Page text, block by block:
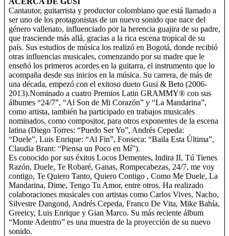
Cantautor, guitarrista y productor colombiano que está llamado a
ser uno de los protagonistas de un nuevo sonido que nace del
género vallenato, influenciado por la herencia guajira de su padre,
que trasciende más allá, gracias a la rica escena tropical de su
país. Sus estudios de música los realizó en Bogotá, donde recibió
otras influencias musicales, comenzando por su madre que le
enseñó los primeros acordes en la guitarra, el instrumento que lo
acompaña desde sus inicios en la música. Su carrera, de más de
una década, empezó con el exitoso dueto Gusi & Beto (2006-
2013). Nominado a cuatro Premios Latin GRAMMY® con sus
álbumes “24/7”, “Al Son de Mi Corazón” y “La Mandarina”,
como artista, también ha participado en trabajos musicales
nominados, como compositor, para otros exponentes de la escena
latina (Diego Torres: “Puedo Ser Yo”, Andrés Cepeda:
“Duele”, Luis Enrique: “Al Fin”, Fonseca: “Baila Esta Última”,
Claudia Brant: “Piensa un Poco en Mí”).
Es conocido por sus éxitos Locos Dementes, Indira II, Tú Tienes
Razón, Duele, Te Robaré, Ganas, Rompecabezas, 24/7, me voy
contigo, Te Quiero Tanto, Quiero Contigo , Como Me Duele, La
Mandarina, Dime, Tengo Tu Amor, entre otros. Ha realizado
colaboraciones musicales con artistas como Carlos Vives, Nacho,
Silvestre Dangond, Andrés Cepeda, Franco De Vita, Mike Bahía,
Greeicy, Luis Enrique y Gian Marco. Su más reciente álbum
“Monte Adentro” es una muestra de la proyección de su nuevo
sonido.